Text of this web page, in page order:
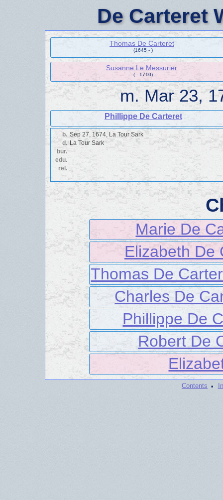
De Carteret
Thomas De Carteret
(1645 - )
Susanne Le Messurier
( - 1710)
m.Mar 23,
Phillippe De Carteret
b. Sep 27, 1674, La Tour Sark
d.
La Tour Sark
bur.
edu.
rel.
Marie De
Elizabeth De
Thomas De
Charles De
Phillippe De
Robert De
Contents ·